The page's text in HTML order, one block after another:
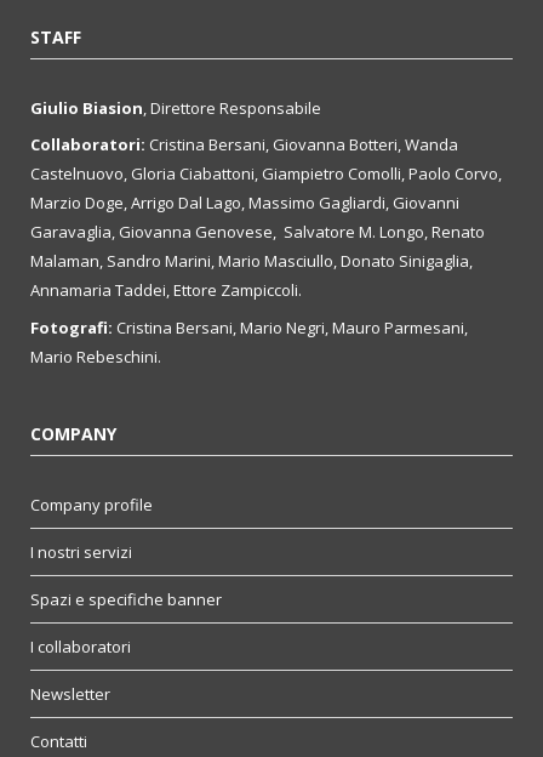
STAFF
Giulio Biasion, Direttore Responsabile
Collaboratori: Cristina Bersani, Giovanna Botteri, Wanda
Castelnuovo, Gloria Ciabattoni, Giampietro Comolli, Paolo Corvo,
Marzio Doge, Arrigo Dal Lago, Massimo Gagliardi, Giovanni
Garavaglia, Giovanna Genovese, Salvatore M. Longo, Renato
Malaman, Sandro Marini, Mario Masciullo, Donato Sinigaglia,
Annamaria Taddei, Ettore Zampiccoli.
Fotografi: Cristina Bersani, Mario Negri, Mauro Parmesani,
Mario Rebeschini.
COMPANY
Company profile
I nostri servizi
Spazi e specifiche banner
I collaboratori
Newsletter
Contatti